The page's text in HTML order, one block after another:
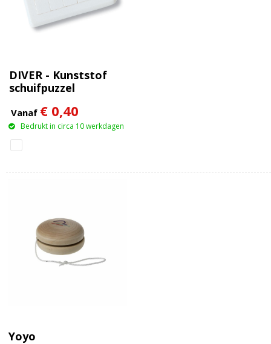
DIVER - Kunststof
schuifpuzzel
Vanaf € 0,40
Bedrukt in circa 10 werkdagen
Yoyo